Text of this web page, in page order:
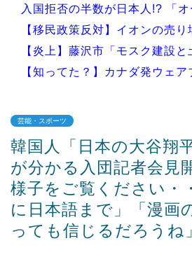
入国拒否の半数が日本人!? 「オ
【移民政策反対】イオンの売り
【炎上】藤沢市「モスク建設と
【知ってた？】カナダ発ウェア
Powered by livedoor 相互RSS
芸能・スポーツ
韓国人「日本の大谷翔
が分かる入団記者会見
様子をご覧ください・
に日本語まで」「漫画
っても信じるだろうね」